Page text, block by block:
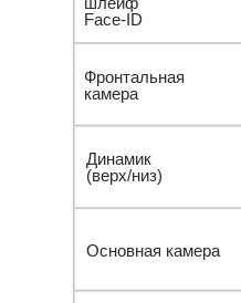
Face-ID
Фронтальная
камера
Динамик
(верх/низ)
Основная камера